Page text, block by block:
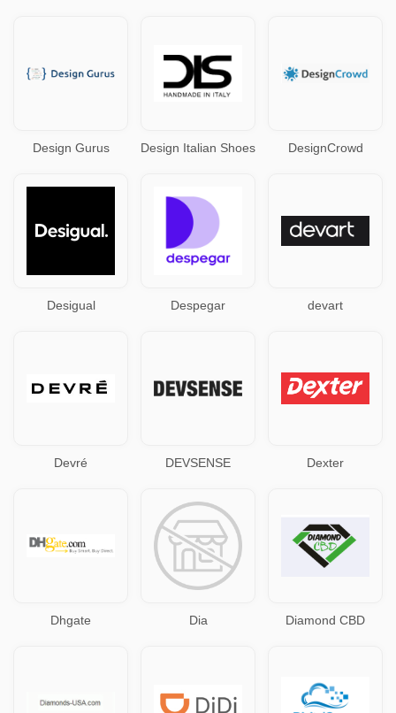
Design Gurus Design Italian Shoes DesignCrowd
Desigual Despegar devart
Devré DEVSENSE Dexter
Dhgate Dia Diamond CBD